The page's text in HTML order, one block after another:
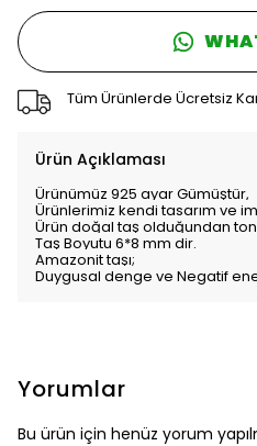
Tüm Ürünlerde Ücretsiz
Ürün Açıklaması
Ürünümüz 925 ayar Gümüştür,
Ürünlerimiz kendi tasarım ve
Ürün doğal taş olduğundan ton
Taş Boyutu 6*8 mm dir.
Amazonit taşı;
Duygusal denge ve Negatif
Yorumlar
Bu ürün için henüz yorum